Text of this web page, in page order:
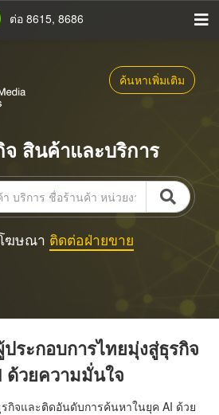
ต่อ 8615, 8686
ค้นหาเพิ่มเติม
สินค้าและบริการ
ฆษณา ติดต่อฝ่ายขาย
ระกอบการไทยมุ่งสู่ธุรกิจ
ด้วยความมั่นใจ
รกิจและติดอันดับการค้นหาในยุค AI ด้วย